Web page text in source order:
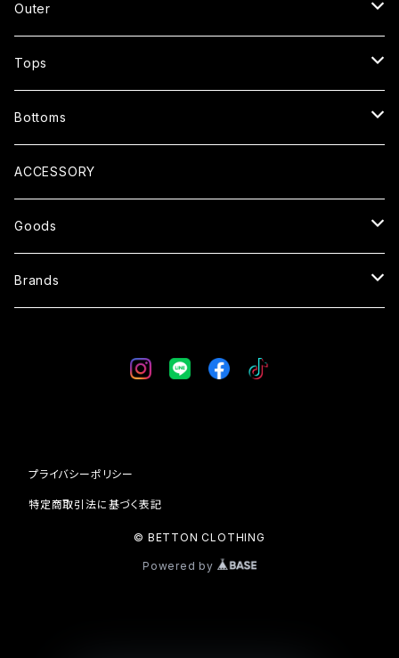
Outer
JACKET
CARDIGAN
COAT
Tops
T-SHIRTS
SHIRTS
SWEATER
SWEAT
Bottoms
PANTS
SHORTS
OVERALL
ACCESSORY
Goods
SUNGLASSES
WALLET
Brands
DRESS HIPPY
プライバシーポリシー
特定商取引法に基づく表記
© BETTON CLOTHING
Powered by